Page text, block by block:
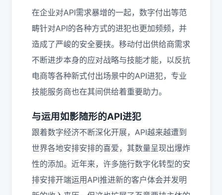
在企业对API需求暴增的一起，数字付出等范
畴针对API的各种方式的进犯也更加频频，并
造成了严峻的安全要挟。移动付出供给商需求
不断进步本身的应对战略与技能才能，以反抗
电商等各种新式付出场景中的API进犯，专业
技能服务商也在其间供给着重要助力。
与运用如影随形的API进犯
跟着数字经济不断深化开展，API越来越遭到
世界各地安排安排的喜爱，其数量呈现出爆炸
性的添加。近年来，许多施行数字化转型的安
排安排开端运用API推进新的客户体会并发明